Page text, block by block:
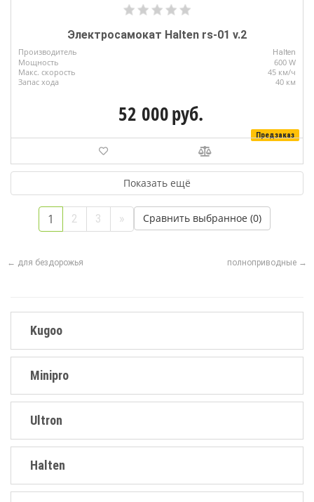
Электросамокат Halten rs-01 v.2
Производитель Halten
Мощность
600 W
Макс. скорость
45 км/ч
Запас хода
40 км
52 000руб.
Предзаказ
1 2 3 »
← для бездорожья полноприводные →
Kugoo
Minipro
Ultron
Halten